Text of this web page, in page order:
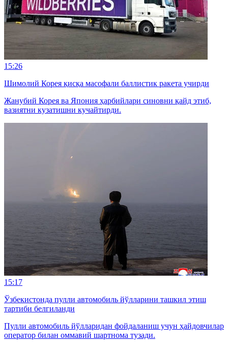
15:26
Шимолий Корея қисқа масофали баллистик ракета учирди
Жанубий Корея ва Япония ҳарбийлари синовни қайд этиб,
вазиятни кузатишни кучайтирди.
15:17
Ўзбекистонда пулли автомобиль йўлларини ташкил этиш
тартиби белгиланди
Пулли автомобиль йўлларидан фойдаланиш учун ҳайдовчилар
оператор билан оммавий шартнома тузади.